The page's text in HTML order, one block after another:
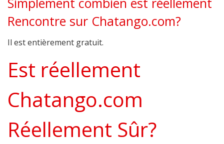
Rencontre sur Chatango.com?
Il est entièrement gratuit.
Est réellement
Chatango.com
Réellement Sûr?